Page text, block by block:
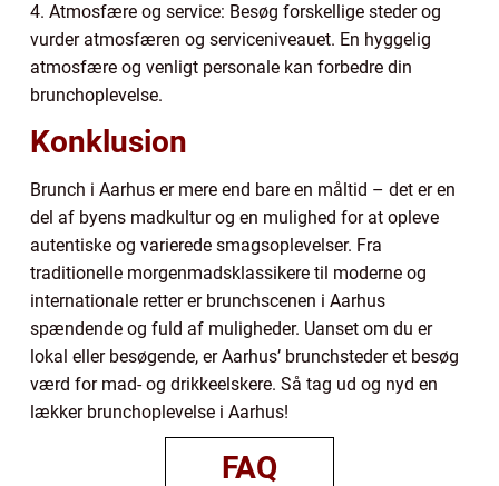
4. Atmosfære og service: Besøg forskellige steder og
vurder atmosfæren og serviceniveauet. En hyggelig
atmosfære og venligt personale kan forbedre din
brunchoplevelse.
Konklusion
Brunch i Aarhus er mere end bare en måltid – det er en
del af byens madkultur og en mulighed for at opleve
autentiske og varierede smagsoplevelser. Fra
traditionelle morgenmadsklassikere til moderne og
internationale retter er brunchscenen i Aarhus
spændende og fuld af muligheder. Uanset om du er
lokal eller besøgende, er Aarhus’ brunchsteder et besøg
værd for mad- og drikkeelskere. Så tag ud og nyd en
lækker brunchoplevelse i Aarhus!
FAQ